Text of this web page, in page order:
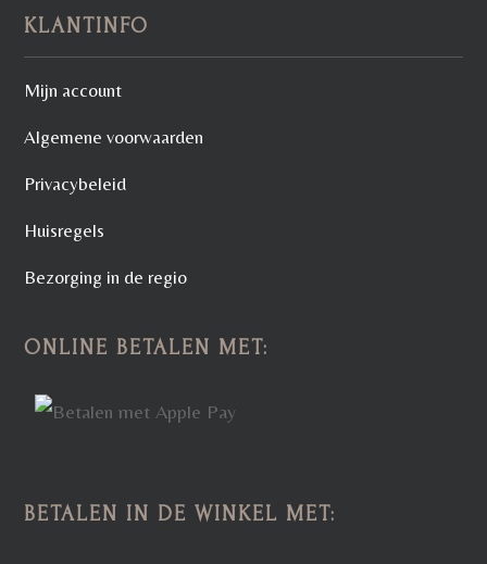
KLANTINFO
Mijn account
Algemene voorwaarden
Privacybeleid
Huisregels
Bezorging in de regio
ONLINE BETALEN MET:
BETALEN IN DE WINKEL MET: